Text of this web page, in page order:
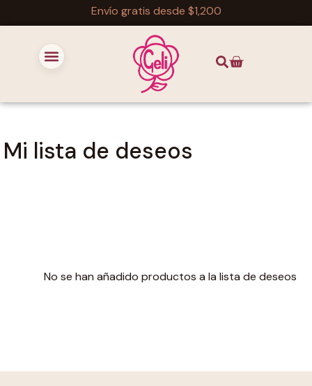
Envío gratis desde $1,200
Mi lista de deseos
No se han añadido productos a la lista de deseos